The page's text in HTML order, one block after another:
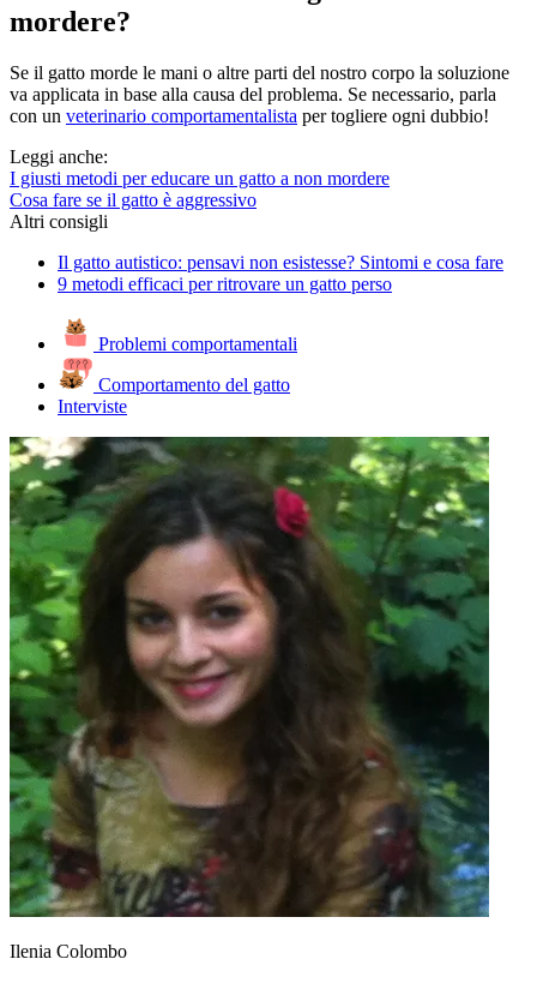
mordere?
Se il gatto morde le mani o altre parti del nostro corpo la soluzione
va applicata in base alla causa del problema. Se necessario, parla
con un veterinario comportamentalista per togliere ogni dubbio!
Leggi anche:
I giusti metodi per educare un gatto a non mordere
Cosa fare se il gatto è aggressivo
Altri consigli
Il gatto autistico: pensavi non esistesse? Sintomi e cosa fare
9 metodi efficaci per ritrovare un gatto perso
Problemi comportamentali
Comportamento del gatto
Interviste
Ilenia Colombo